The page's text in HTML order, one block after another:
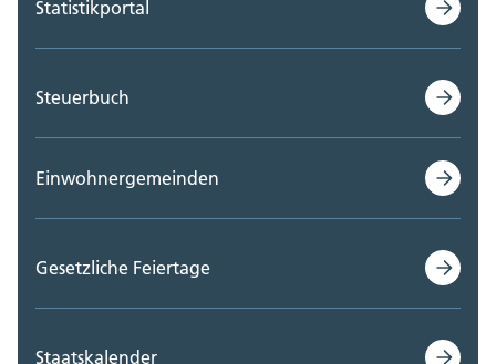
Statistikportal
Steuerbuch
Einwohnergemeinden
Gesetzliche Feiertage
Staatskalender